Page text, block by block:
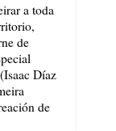
a toda
de
Díaz
de